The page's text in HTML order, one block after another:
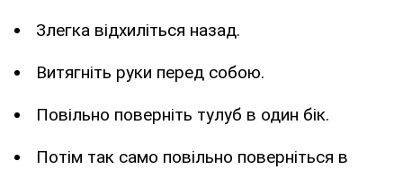
Злегка відхиліться назад.
Витягніть руки перед собою.
Повільно поверніть тулуб в один бік.
Потім так само повільно поверніться в